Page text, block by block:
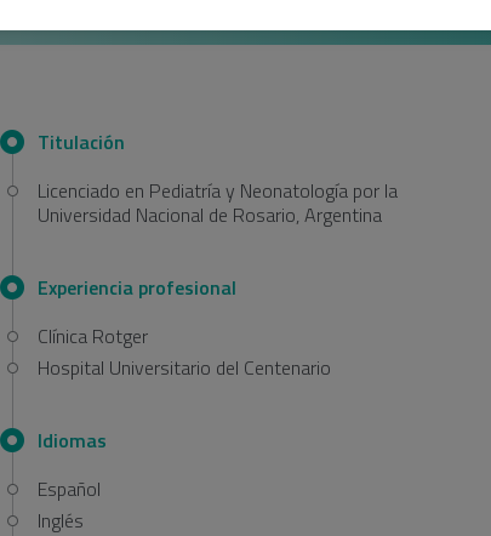
Titulación
Licenciado en Pediatría y Neonatología por la
Universidad Nacional de Rosario, Argentina
Experiencia profesional
Clínica Rotger
Hospital Universitario del Centenario
Idiomas
Español
Inglés